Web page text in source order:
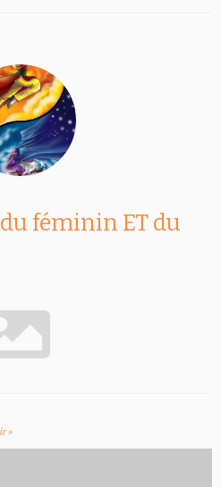
féminin ET du
»